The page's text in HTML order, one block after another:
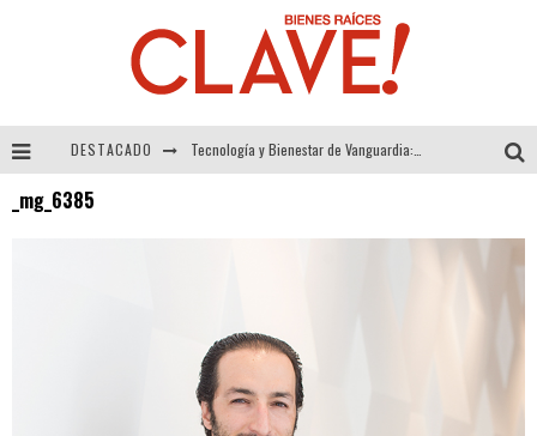
DESTACADO
Alexandra Bedoya – La Constancia detrás de La Paletería
_mg_6385